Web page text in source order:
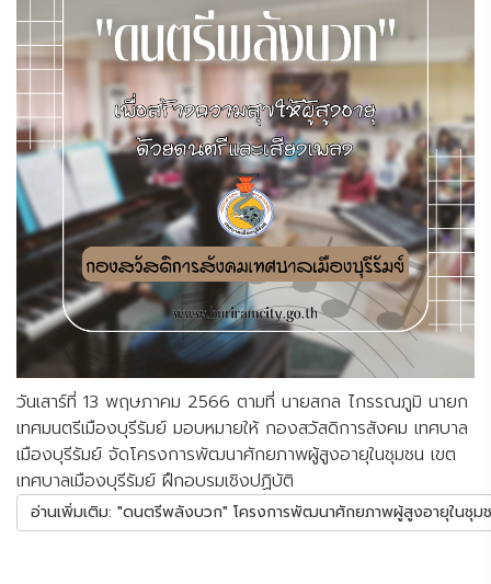
วันเสาร์ที่ 13 พฤษภาคม 2566 ตามที่ นายสกล ไกรรณภูมิ นายก
เทศมนตรีเมืองบุรีรัมย์ มอบหมายให้ กองสวัสดิการสังคม เทศบาล
เมืองบุรีรัมย์ จัดโครงการพัฒนาศักยภาพผู้สูงอายุในชุมชน เขต
เทศบาลเมืองบุรีรัมย์ ฝึกอบรมเชิงปฏิบัติ
อ่านเพิ่มเติม: "ดนตรีพลังบวก" โครงการพัฒนาศักยภาพผู้สูงอายุในชุม